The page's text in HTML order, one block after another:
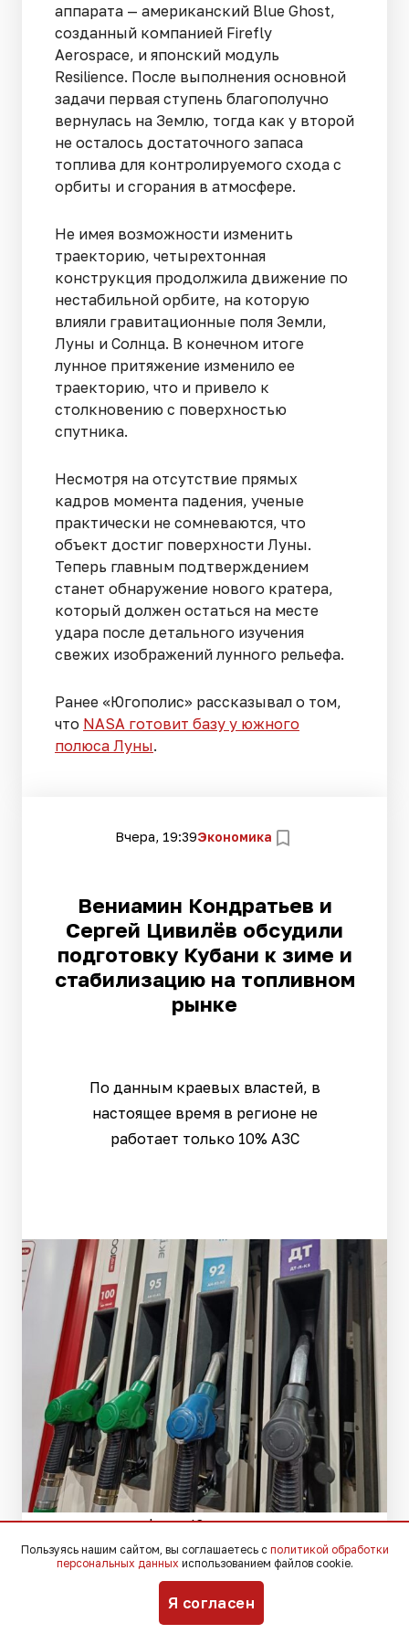
аппарата — американский Blue Ghost,
созданный компанией Firefly
Aerospace, и японский модуль
Resilience. После выполнения основной
задачи первая ступень благополучно
вернулась на Землю, тогда как у второй
не осталось достаточного запаса
топлива для контролируемого схода с
орбиты и сгорания в атмосфере.
Не имея возможности изменить
траекторию, четырехтонная
конструкция продолжила движение по
нестабильной орбите, на которую
влияли гравитационные поля Земли,
Луны и Солнца. В конечном итоге
лунное притяжение изменило ее
траекторию, что и привело к
столкновению с поверхностью
спутника.
Несмотря на отсутствие прямых
кадров момента падения, ученые
практически не сомневаются, что
объект достиг поверхности Луны.
Теперь главным подтверждением
станет обнаружение нового кратера,
который должен остаться на месте
удара после детального изучения
свежих изображений лунного рельефа.
Ранее «Югополис» рассказывал о том,
что NASA готовит базу у южного
полюса Луны.
Вчера, 19:39Экономика
Вениамин Кондратьев и
Сергей Цивилёв обсудили
подготовку Кубани к зиме и
стабилизацию на топливном
рынке
По данным краевых властей, в
настоящее время в регионе не
работает только 10% АЗС
Фото: Югополис
Глава администрации Краснодарского
края Вениамин Кондратьев встретился
с министром энергетики России
Пользуясь нашим сайтом, вы соглашаетесь с политикой обработки
персональных данных использованием файлов cookie.
Я согласен